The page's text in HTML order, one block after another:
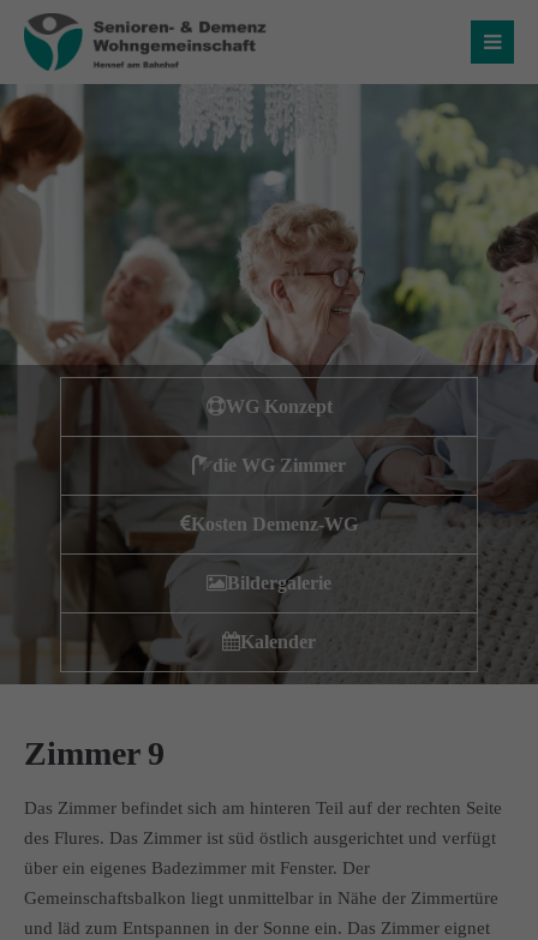
Login
Benutzername
Lost your password?
Über uns
Wir haben uns als ambulanter Pflegedienst auf
Wohngemeinschaften für Senioren spezialisiert. Mit der
Spezialisierung im Bereich Demenz erleben wir immer wieder
GUTES
tun.
Wir sagenDANKEfür Ihr Feedback!
Kontakt
Amicus Pflege GmbH & Co KG
Lipper Weg 11a
45770 Marl
WG Konzept
die WG Zimmer
Kosten Demenz-WG
Bildergalerie
Kalender
Zimmer 9
Das Zimmer befindet sich am hinteren Teil auf der rechten Seite
des Flures. Das Zimmer ist süd östlich ausgerichtet und verfügt
über ein eigenes Badezimmer mit Fenster. Der
Gemeinschaftsbalkon liegt unmittelbar in Nähe der Zimmertüre
und läd zum Entspannen in der Sonne ein. Das Zimmer eignet